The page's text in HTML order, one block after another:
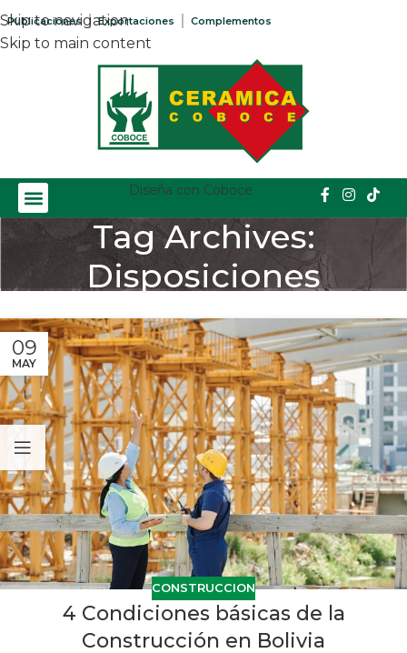
Skip to navigation
Skip to main content
Publicaciones Exportaciones Complementos
Diseña con Coboce
Tag Archives:
Disposiciones
09
MAY
CONSTRUCCION
4 Condiciones básicas de la
Construcción en Bolivia